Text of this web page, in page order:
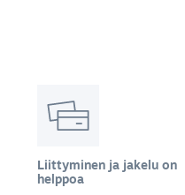
Liittyminen ja jakelu on
helppoa